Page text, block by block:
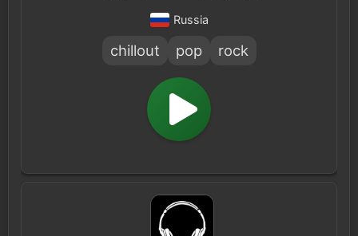
Russia
chillout pop rock